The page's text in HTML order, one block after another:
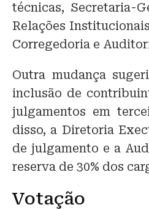
técnicas, Secretaria-
Relações
Corregedoria e
Outra mudança
inclusão de
julgamentos em
disso, a Diretoria
de julgamento e a
reserva de 30% dos
Votação